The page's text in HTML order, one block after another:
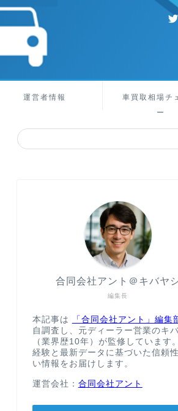
運営者情報
車買取相場チ
ー
編集長
合同会社アント＠キバヤ
本記事は 「合同会社アント」編集
自調査し、元ディーラー営業のキ
（業界歴10年）が監修しています
経験と最新データに基づいた信頼
い情報をお届けします。
運営会社： 合同会社アント